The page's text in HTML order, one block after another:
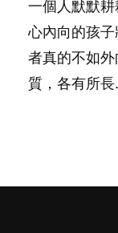
一個人默默
心內向的孩
者真的不如
質，各有所長
是大家說得
跟你同行～...